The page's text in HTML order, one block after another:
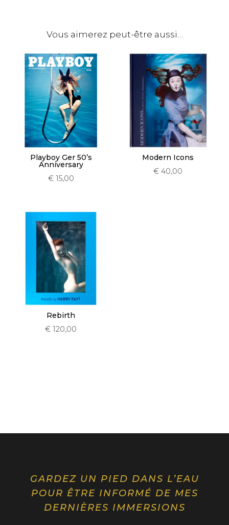
Vous aimerez peut-être aussi…
Playboy Ger 50’s
Anniversary
€15,00
Modern Icons
€ 40,00
Rebirth
€ 120,00
GARDEZ UN PIED DANS L’EAU
POUR ÊTRE INFORMÉ DE MES
DERNIÈRES IMMERSIONS